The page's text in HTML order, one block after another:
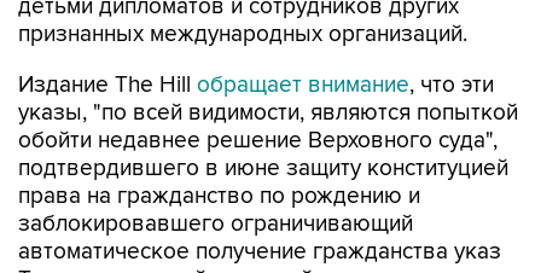
Издание The Hillобращает внимание, что эти
обойти недавнее решение Верховного суда",
подтвердившего в июне защиту конституцией
права на гражданство по рождению и
заблокировавшего ограничивающий
автоматическое получение гражданства указ
Трампа, изданный в первый день его второго
президентского срока.